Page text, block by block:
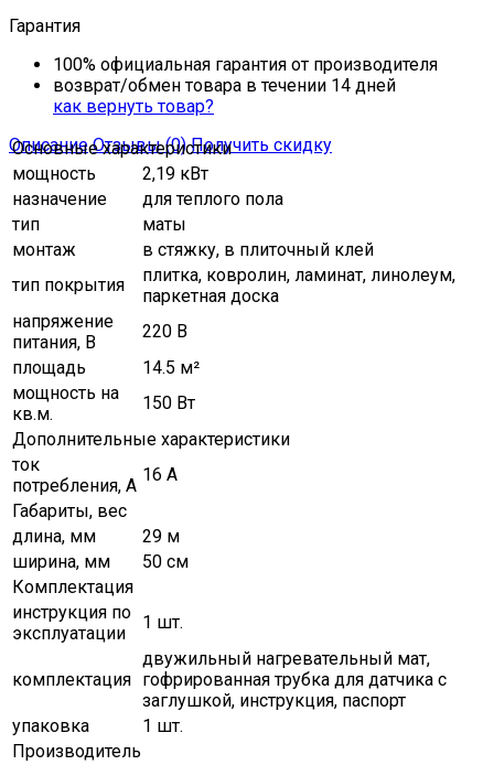
Гарантия
100% официальная гарантия от производителя
возврат/обмен товара в течении 14 дней
как вернуть товар?
Описание Отзывы (0) Получить скидку
Основные характеристики
мощность
2,19 кВт
назначение
для теплого пола
тип
маты
монтаж
в стяжку, в плиточный клей
тип покрытия
плитка, ковролин, ламинат, линолеум,
паркетная доска
напряжение
питания, В
220 В
площадь
14.5 м²
мощность на
кв.м.
150 Вт
Дополнительные характеристики
ток
потребления, А
16 А
Габариты, вес
длина, мм
29 м
ширина, мм
50 см
Комплектация
инструкция по
эксплуатации
1 шт.
комплектация
двужильный нагревательный мат,
гофрированная трубка для датчика с
заглушкой, инструкция, паспорт
упаковка
1 шт.
Производитель